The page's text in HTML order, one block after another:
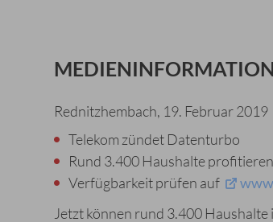
Rednitzhembach, 19. Februar 2019
Telekom zündet Datenturbo
Rund 3.400 Haushalte
Verfügbarkeit prüfen auf
Jetzt können rund 3.400